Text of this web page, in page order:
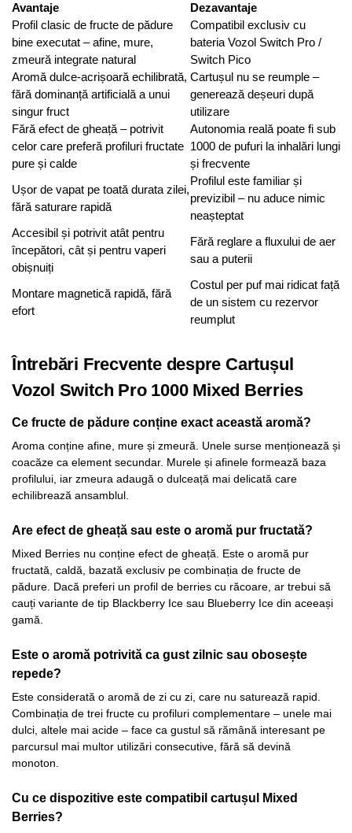
Avantaje
Dezavantaje
Profil clasic de fructe de pădure
bine executat – afine, mure,
zmeură integrate natural
Compatibil exclusiv cu
bateria Vozol Switch Pro /
Switch Pico
Aromă dulce-acrișoară echilibrată,
fără dominanță artificială a unui
singur fruct
Cartușul nu se reumple –
generează deșeuri după
utilizare
Fără efect de gheață – potrivit
celor care preferă profiluri fructate
pure și calde
Autonomia reală poate fi sub
1000 de pufuri la inhalări lungi
și frecvente
Ușor de vapat pe toată durata zilei,
fără saturare rapidă
Profilul este familiar și
previzibil – nu aduce nimic
neașteptat
Accesibil și potrivit atât pentru
începători, cât și pentru vaperi
obișnuiți
Fără reglare a fluxului de aer
sau a puterii
Montare magnetică rapidă, fără
efort
Costul per puf mai ridicat față
de un sistem cu rezervor
reumplut
Întrebări Frecvente despre Cartușul
Vozol Switch Pro 1000 Mixed Berries
Ce fructe de pădure conține exact această aromă?
Aroma conține afine, mure și zmeură. Unele surse menționează și
coacăze ca element secundar. Murele și afinele formează baza
profilului, iar zmeura adaugă o dulceață mai delicată care
echilibrează ansamblul.
Are efect de gheață sau este o aromă pur fructată?
Mixed Berries nu conține efect de gheață. Este o aromă pur
fructată, caldă, bazată exclusiv pe combinația de fructe de
pădure. Dacă preferi un profil de berries cu răcoare, ar trebui să
cauți variante de tip Blackberry Ice sau Blueberry Ice din aceeași
gamă.
Este o aromă potrivită ca gust zilnic sau obosește
repede?
Este considerată o aromă de zi cu zi, care nu saturează rapid.
Combinația de trei fructe cu profiluri complementare – unele mai
dulci, altele mai acide – face ca gustul să rămână interesant pe
parcursul mai multor utilizări consecutive, fără să devină
monoton.
Cu ce dispozitive este compatibil cartușul Mixed
Berries?